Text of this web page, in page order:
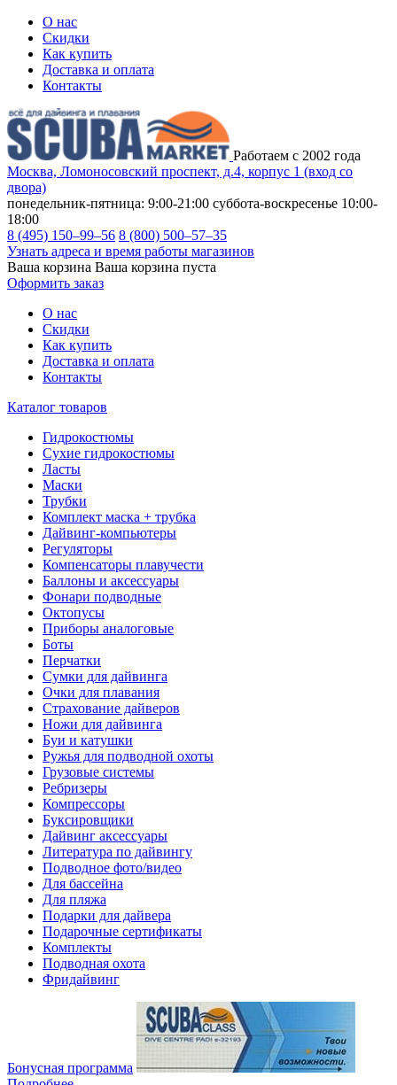
О нас
Скидки
Как купить
Доставка и оплата
Контакты
Работаем с 2002 года
Москва, Ломоносовский проспект, д.4, корпус 1 (вход со
двора)
понедельник-пятница: 9:00-21:00 суббота-воскресенье 10:00-
18:00
8 (495) 150–99–56 8 (800) 500–57–35
Узнать адреса и время работы магазинов
Ваша корзина Ваша корзина пуста
Оформить заказ
О нас
Скидки
Как купить
Доставка и оплата
Контакты
Каталог товаров
Гидрокостюмы
Сухие гидрокостюмы
Ласты
Маски
Трубки
Комплект маска + трубка
Дайвинг-компьютеры
Регуляторы
Компенсаторы плавучести
Баллоны и аксессуары
Фонари подводные
Октопусы
Приборы аналоговые
Боты
Перчатки
Сумки для дайвинга
Очки для плавания
Страхование дайверов
Ножи для дайвинга
Буи и катушки
Ружья для подводной охоты
Грузовые системы
Ребризеры
Компрессоры
Буксировщики
Дайвинг аксессуары
Литература по дайвингу
Подводное фото/видео
Для бассейна
Для пляжа
Подарки для дайвера
Подарочные сертификаты
Комплекты
Подводная охота
Фридайвинг
Бонусная программа